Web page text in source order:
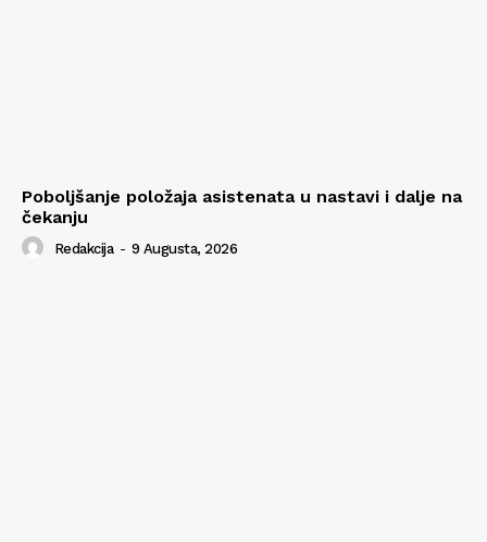
Poboljšanje položaja asistenata u nastavi i dalje na
čekanju
Redakcija - 9 Augusta, 2026